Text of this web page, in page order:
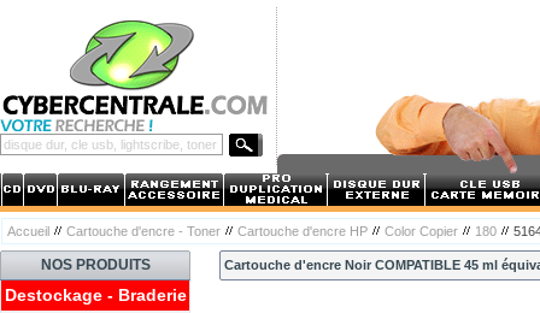
Accueil Cartouche d'encre - Toner Cartouche d'encre HP Color Copier 180
NOS PRODUITS
Destockage - Braderie
Cartouche d'encre Noir COMPATIBLE 45 ml